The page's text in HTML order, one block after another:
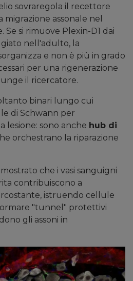
sovraregola il recettore
migrazione assonale nel
Se si rimuove Plexin-D1 dai
nell'adulto, la
e non è più in grado
per una rigenerazione
il ricercatore.
binari lungo cui
di Schwann per
lesione: sono anche hub di
orchestrano la riparazione
che i vasi sanguigni
contribuiscono a
istruendo cellule
"tunnel" protettivi
gli assoni in